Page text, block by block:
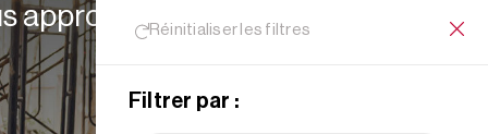
Réinitialiser les filtres
Filtrer par :
appropriées à vos